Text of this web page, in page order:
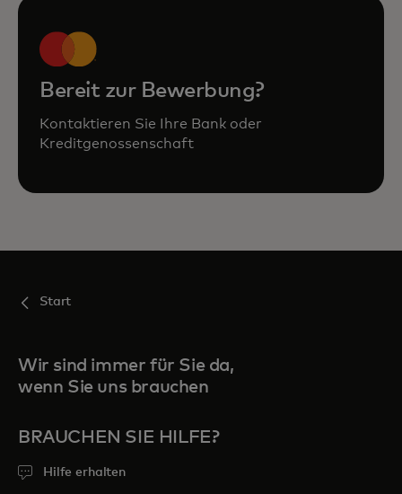
Bereit zur Bewerbung?
Kontaktieren Sie Ihre Bank oder
Kreditgenossenschaft
Start
Wir sind immer für Sie da,
wenn Sie uns brauchen
BRAUCHEN SIE HILFE?
Hilfe erhalten